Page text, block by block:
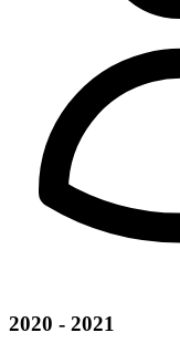
2020 - 2021